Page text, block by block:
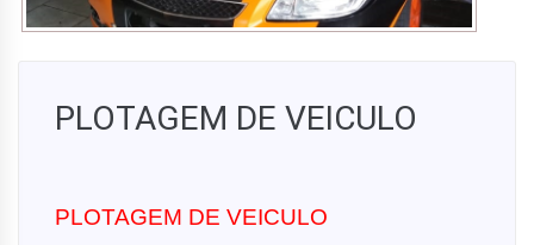
PLOTAGEM DE VEICULO
PLOTAGEM DE VEICULO